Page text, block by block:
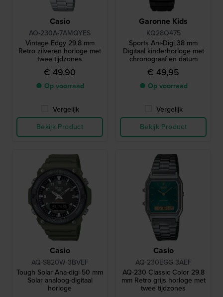
Casio
AQ-230A-7AMQYES
Vintage Edgy 29.8 mm
Retro zilveren horloge met
twee tijdzones
€ 49,90
● Op voorraad
Vergelijk
Bekijk Product
Garonne Kids
KQ28Q475
Sports Ani-Digi 38 mm
Digitaal kinderhorloge met
chronograaf en datum
€ 49,95
● Op voorraad
Vergelijk
Bekijk Product
Casio
AQ-S820W-3BVEF
Tough Solar Ana-digi 50 mm
Solar analoog-digitaal
horloge
Casio
AQ-230EGG-3AEF
AQ-230 Classic Color 29.8
mm Retro grijs horloge met
twee tijdzones